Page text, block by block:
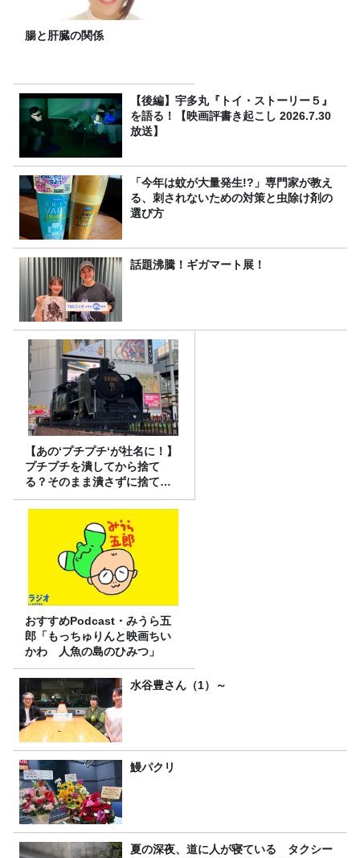
腸と肝臓の関係
【後編】宇多丸『トイ・ストーリー５』
を語る！【映画評書き起こし 2026.7.30
放送】
「今年は蚊が大量発生!?」専門家が教え
る、刺されないための対策と虫除け剤の
選び方
話題沸騰！ギガマート展！
【あの‘プチプチ‘が社名に！】
プチプチを潰してから捨て
る？そのまま潰さずに捨て
る？
おすすめPodcast・みうら五
郎「もっちゅりんと映画ちい
かわ 人魚の島のひみつ」
水谷豊さん（1）～
鰻パクリ
夏の深夜、道に人が寝ている タクシー